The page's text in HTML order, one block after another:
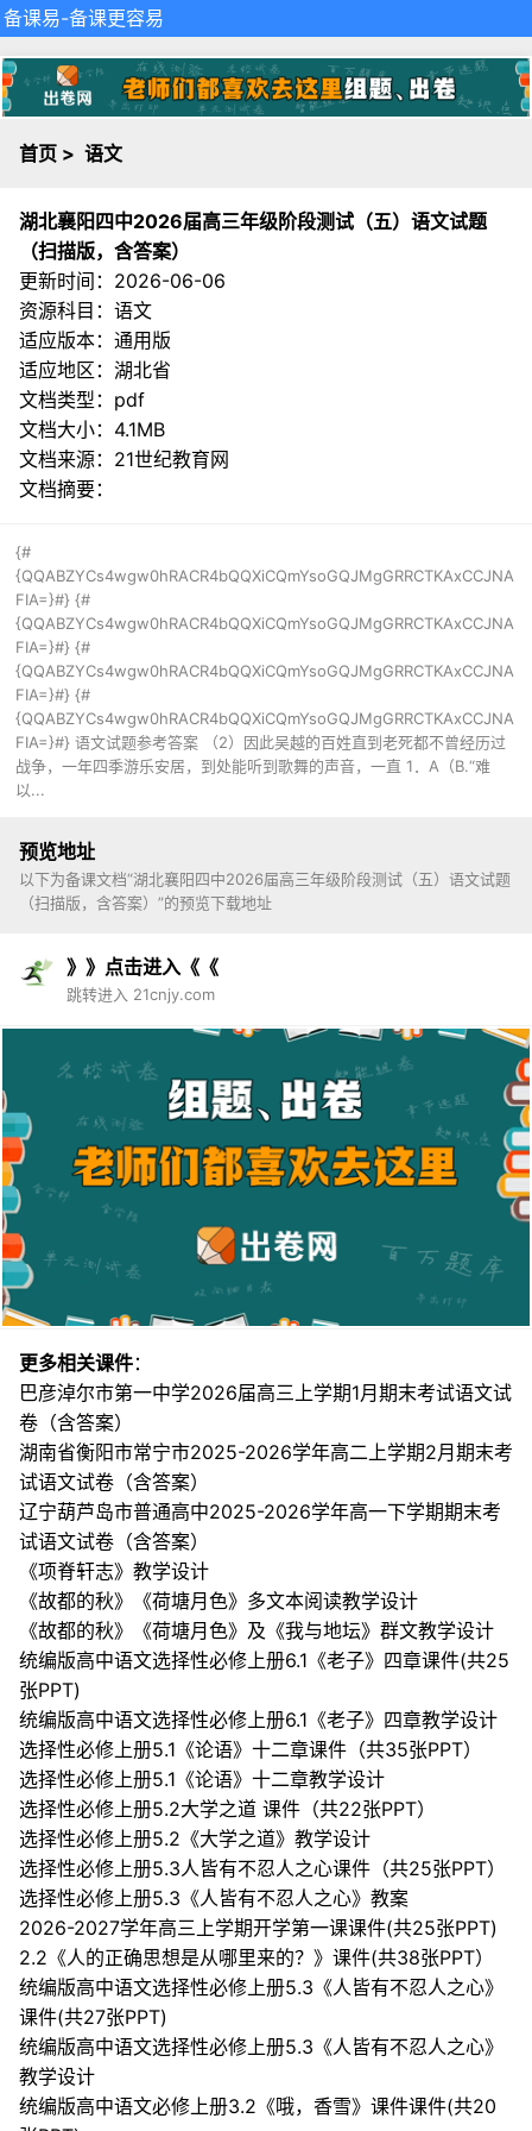
备课易-备课更容易
首页 > 语文
湖北襄阳四中2026届高三年级阶段测试（五）语文试题
（扫描版，含答案）
更新时间：2026-06-06
资源科目：语文
适应版本：通用版
适应地区：湖北省
文档类型：pdf
文档大小：4.1MB
文档来源： 21世纪教育网
文档摘要：
{#
{QQABZYCs4wgw0hRACR4bQQXiCQmYsoGQJMgGRRCTKAxCCJNA
FIA=}#} {#
{QQABZYCs4wgw0hRACR4bQQXiCQmYsoGQJMgGRRCTKAxCCJNA
FIA=}#} {#
{QQABZYCs4wgw0hRACR4bQQXiCQmYsoGQJMgGRRCTKAxCCJNA
FIA=}#} {#
{QQABZYCs4wgw0hRACR4bQQXiCQmYsoGQJMgGRRCTKAxCCJNA
FIA=}#} 语文试题参考答案 （2）因此吴越的百姓直到老死都不曾经历过
战争，一年四季游乐安居，到处能听到歌舞的声音，一直 1．A（B.“难
以...
预览地址
以下为备课文档“湖北襄阳四中2026届高三年级阶段测试（五）语文试题
（扫描版，含答案）”的预览下载地址
》》点击进入《《
跳转进入 21cnjy.com
更多相关课件：
巴彦淖尔市第一中学2026届高三上学期1月期末考试语文试
卷（含答案）
湖南省衡阳市常宁市2025-2026学年高二上学期2月期末考
试语文试卷（含答案）
辽宁葫芦岛市普通高中2025-2026学年高一下学期期末考
试语文试卷（含答案）
《项脊轩志》教学设计
《故都的秋》《荷塘月色》多文本阅读教学设计
《故都的秋》《荷塘月色》及《我与地坛》群文教学设计
统编版高中语文选择性必修上册6.1《老子》四章课件(共25
张PPT)
统编版高中语文选择性必修上册6.1《老子》四章教学设计
选择性必修上册5.1《论语》十二章课件（共35张PPT）
选择性必修上册5.1《论语》十二章教学设计
选择性必修上册5.2大学之道 课件（共22张PPT）
选择性必修上册5.2《大学之道》教学设计
选择性必修上册5.3人皆有不忍人之心课件（共25张PPT）
选择性必修上册5.3《人皆有不忍人之心》教案
2026-2027学年高三上学期开学第一课课件(共25张PPT)
2.2《人的正确思想是从哪里来的？》课件(共38张PPT）
统编版高中语文选择性必修上册5.3《人皆有不忍人之心》
课件(共27张PPT)
统编版高中语文选择性必修上册5.3《人皆有不忍人之心》
教学设计
统编版高中语文必修上册3.2《哦，香雪》课件课件(共20